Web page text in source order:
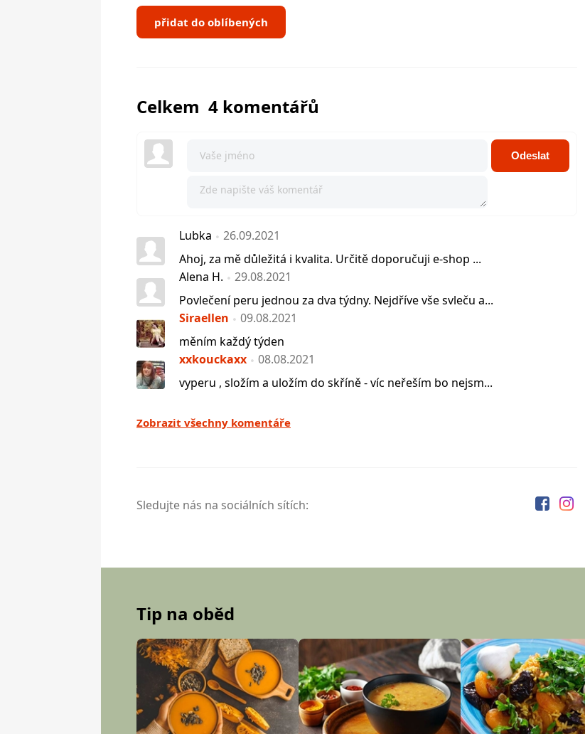
přidat do oblíbených
Celkem 4 komentářů
Odeslat
Lubka
26.09.2021
Ahoj, za mě důležitá i kvalita. Určitě doporučuji e-shop ...
Alena H.
29.08.2021
Povlečení peru jednou za dva týdny. Nejdříve vše svleču a...
Siraellen
09.08.2021
měním každý týden
xxkouckaxx
08.08.2021
vyperu , složím a uložím do skříně - víc neřeším bo nejsm...
Zobrazit všechny komentáře
Sledujte nás na sociálních sítích:
Tip na oběd